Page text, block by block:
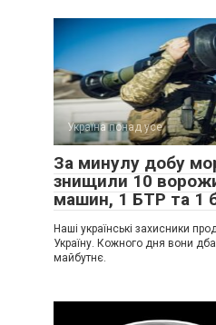
Україна понад усе
За минулу добу
знищили 10
машин, 1 БТР та 1
Наші українські захисники
Україну. Кожного дня вони
майбутнє.